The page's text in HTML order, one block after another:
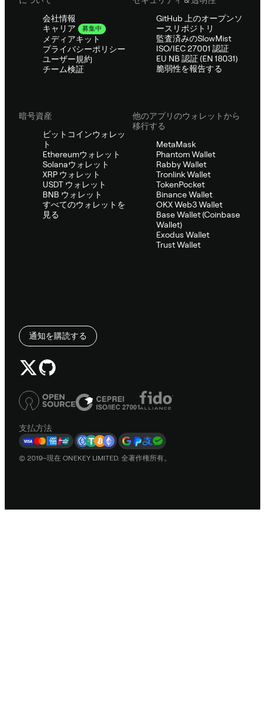
会社情報
キャリア
募集中
メディアキット
プライバシーポリシー
ユーザー規約
チーム検証
GitHub 上のオープンソ
ースリポジトリ
監査済みのSlowMist
ISO/IEC 27001 認証
EU NB 認証 (EN 18031)
脆弱性を報告する
暗号資産
ビットコインウォレッ
ト
Ethereumウォレット
Solanaウォレット
XRP ウォレット
USDT ウォレット
BNB ウォレット
すべてのウォレットを
見る
他のアプリのウォレットから
移行する
MetaMask
Phantom Wallet
Rabby Wallet
Tronlink Wallet
TokenPocket
Binance Wallet
OKX Web3 Wallet
Base Wallet (Coinbase
Wallet)
Exodus Wallet
Trust Wallet
通知を購読する
支払方法
© 2019–現在 ONEKEY LIMITED. 全著作権所有。